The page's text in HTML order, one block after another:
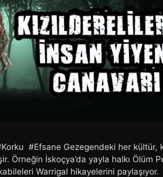
#Efsane Gezegendeki her kültür,
Örneğin İskoçya’da yayla halkı Ölüm
Warrigal hikayelerini paylaşıyor.